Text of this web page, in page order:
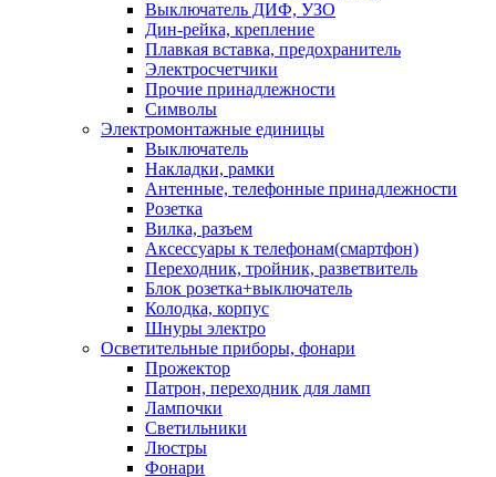
Выключатель ДИФ, УЗО
Дин-рейка, крепление
Плавкая вставка, предохранитель
Электросчетчики
Прочие принадлежности
Символы
Электромонтажные единицы
Выключатель
Накладки, рамки
Антенные, телефонные принадлежности
Розетка
Вилка, разъем
Аксессуары к телефонам(смартфон)
Переходник, тройник, разветвитель
Блок розетка+выключатель
Колодка, корпус
Шнуры электро
Осветительные приборы, фонари
Прожектор
Патрон, переходник для ламп
Лампочки
Светильники
Люстры
Фонари